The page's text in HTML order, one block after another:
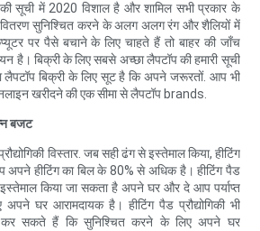
सूची में 2020 विशाल है और शामिल सभी प्रकार के
वितरण सुनिश्चित करने के अलग अलग रंग और शैलियों में
पर पैसे बचाने के लिए चाहते हैं तो बाहर की जाँच
है। बिक्री के लिए सबसे अच्छा लैपटॉप की हमारी सूची
बिक्री के लिए सूट है कि अपने जरूरतों. आप भी
खरीदने की एक सीमा से लैपटॉप brands.
बजट
विस्तार. जब सही ढंग से इस्तेमाल किया, हीटिंग
हीटिंग का बिल के 80% से अधिक है। हीटिंग पैड
इस्तेमाल किया जा सकता है अपने घर और दे आप पर्याप्त
अपने घर आरामदायक है। हीटिंग पैड प्रौद्योगिकी भी
कर सकते हैं कि सुनिश्चित करने के लिए अपने घर